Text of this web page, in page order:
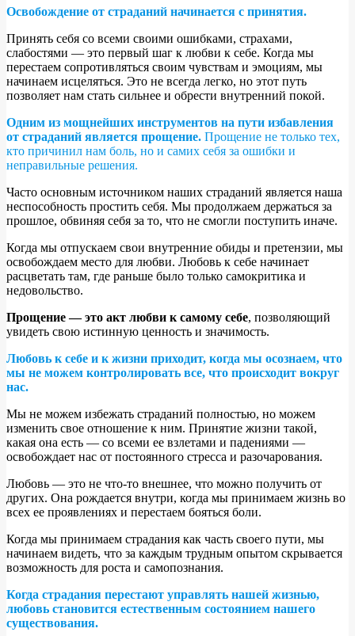
Освобождение от страданий начинается с принятия.
Принять себя со всеми своими ошибками, страхами,
слабостями — это первый шаг к любви к себе. Когда мы
перестаем сопротивляться своим чувствам и эмоциям, мы
начинаем исцеляться. Это не всегда легко, но этот путь
позволяет нам стать сильнее и обрести внутренний покой.
Одним из мощнейших инструментов на пути избавления
от страданий является прощение. Прощение не только тех,
кто причинил нам боль, но и самих себя за ошибки и
неправильные решения.
Часто основным источником наших страданий является наша
неспособность простить себя. Мы продолжаем держаться за
прошлое, обвиняя себя за то, что не смогли поступить иначе.
Когда мы отпускаем свои внутренние обиды и претензии, мы
освобождаем место для любви. Любовь к себе начинает
расцветать там, где раньше было только самокритика и
недовольство.
Прощение — это акт любви к самому себе, позволяющий
увидеть свою истинную ценность и значимость.
Любовь к себе и к жизни приходит, когда мы осознаем, что
мы не можем контролировать все, что происходит вокруг
нас.
Мы не можем избежать страданий полностью, но можем
изменить свое отношение к ним. Принятие жизни такой,
какая она есть — со всеми ее взлетами и падениями —
освобождает нас от постоянного стресса и разочарования.
Любовь — это не что-то внешнее, что можно получить от
других. Она рождается внутри, когда мы принимаем жизнь во
всех ее проявлениях и перестаем бояться боли.
Когда мы принимаем страдания как часть своего пути, мы
начинаем видеть, что за каждым трудным опытом скрывается
возможность для роста и самопознания.
Когда страдания перестают управлять нашей жизнью,
любовь становится естественным состоянием нашего
существования.